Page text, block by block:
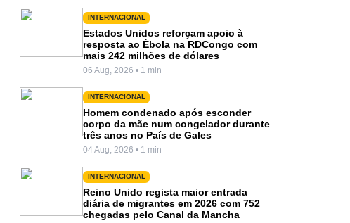
INTERNACIONAL
Estados Unidos reforçam apoio à
resposta ao Ébola na RDCongo com
mais 242 milhões de dólares
06 Aug, 2026 • 1 min
INTERNACIONAL
Homem condenado após esconder
corpo da mãe num congelador durante
três anos no País de Gales
04 Aug, 2026 • 1 min
INTERNACIONAL
Reino Unido regista maior entrada
diária de migrantes em 2026 com 752
chegadas pelo Canal da Mancha